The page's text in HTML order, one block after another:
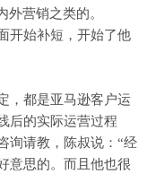
外营销之类的。
开始补短，开始了他
，都是亚马逊客户运
后的实际运营过程
询请教，陈叔说： “经
意思的。而且他也很